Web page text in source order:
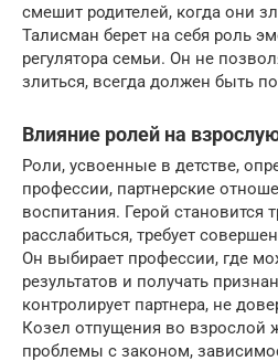
смешит родителей, когда они
Талисман берет на себя роль
регулятора семьи. Он не
злиться, всегда должен быть
Влияние ролей на
Роли, усвоенные в детстве,
профессии, партнерские
воспитания. Герой становится
расслабиться, требует
Он выбирает профессии, где
результатов и получать
контролирует партнера, не
Козел отпущения во взрослой
проблемы с законом,